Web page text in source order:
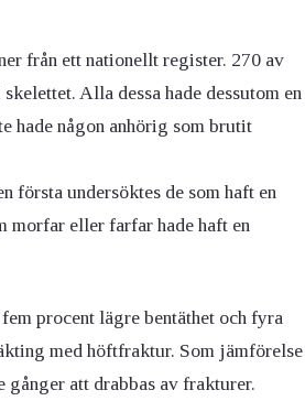
från ett nationellt register. 270 av
Alla dessa hade dessutom en
hade någon anhörig som brutit
första undersöktes de som haft en
morfar eller farfar hade haft en
procent lägre bentäthet och fyra
med höftfraktur. Som jämförelse
gånger att drabbas av frakturer.